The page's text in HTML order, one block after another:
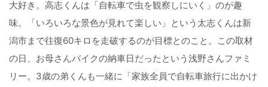
大好き。高志くんは「自転車で虫を観察しにいく」のが趣
味。「いろいろな景色が見れて楽しい」という太志くんは新
潟市まで往復60キロを走破するのが目標とのこと。この取材
の日、お母さんバイクの納車日だったという浅野さんファミ
リー。3歳の弟くんも一緒に「家族全員で自転車旅行に出かけ